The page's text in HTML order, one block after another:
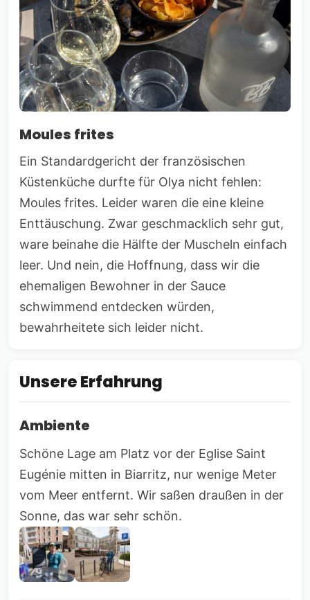
Moules frites
Ein Standardgericht der französischen
Küstenküche durfte für Olya nicht fehlen:
Moules frites. Leider waren die eine kleine
Enttäuschung. Zwar geschmacklich sehr gut,
ware beinahe die Hälfte der Muscheln einfach
leer. Und nein, die Hoffnung, dass wir die
ehemaligen Bewohner in der Sauce
schwimmend entdecken würden,
bewahrheitete sich leider nicht.
Unsere Erfahrung
Ambiente
Schöne Lage am Platz vor der Eglise Saint
Eugénie mitten in Biarritz, nur wenige Meter
vom Meer entfernt. Wir saßen draußen in der
Sonne, das war sehr schön.